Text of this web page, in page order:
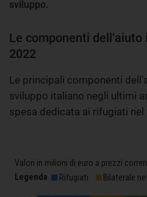
sviluppo.
Le componenti
2022
Le principali componenti
sviluppo italiano negli ultimi
spesa dedicata ai rifugiati